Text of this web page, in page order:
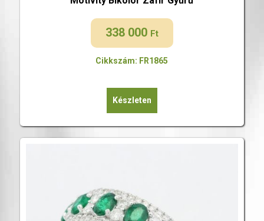
338 000 Ft
Cikkszám: FR1865
Készleten